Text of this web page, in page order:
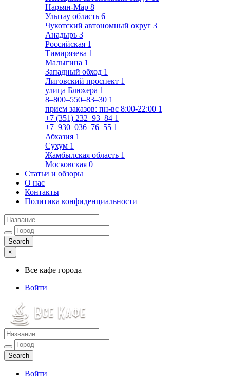
Нарьян-Мар 8
Улытау область 6
Чукотский автономный округ 3
Анадырь 3
Российская 1
Тимирязева 1
Малыгина 1
Западный обход 1
Лиговский проспект 1
улица Блюхера 1
8‒800‒550‒83‒30 1
прием заказов: пн-вс 8:00-22:00 1
+7 (351) 232‒93‒84 1
+7‒930‒036‒76‒55 1
Абхазия 1
Сухум 1
Жамбылская область 1
Московская 0
Статьи и обзоры
О нас
Контакты
Политика конфиденциальности
×
Все кафе города
Войти
Все кафе города
Каталог хороших кафе
Войти